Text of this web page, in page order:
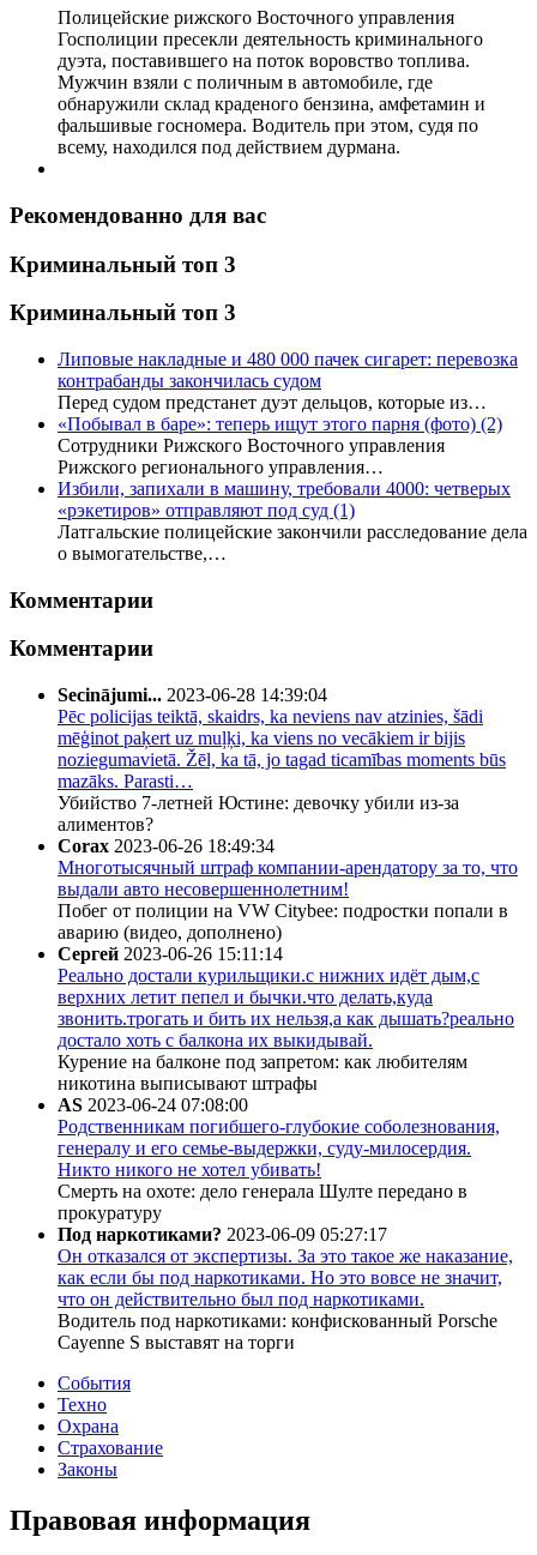
Полицейские рижского Восточного управления
Госполиции пресекли деятельность криминального
дуэта, поставившего на поток воровство топлива.
Мужчин взяли с поличным в автомобиле, где
обнаружили склад краденого бензина, амфетамин и
фальшивые госномера. Водитель при этом, судя по
всему, находился под действием дурмана.
Рекомендованно для вас
Криминальный топ 3
Криминальный топ 3
Липовые накладные и 480 000 пачек сигарет: перевозка
контрабанды закончилась судом
Перед судом предстанет дуэт дельцов, которые из…
«Побывал в баре»: теперь ищут этого парня (фото) (2)
Сотрудники Рижского Восточного управления
Рижского регионального управления…
Избили, запихали в машину, требовали 4000: четверых
«рэкетиров» отправляют под суд (1)
Латгальские полицейские закончили расследование дела
о вымогательстве,…
Комментарии
Комментарии
Secinājumi... 2023-06-28 14:39:04
Pēc policijas teiktā, skaidrs, ka neviens nav atzinies, šādi
mēģinot paķert uz muļķi, ka viens no vecākiem ir bijis
noziegumavietā. Žēl, ka tā, jo tagad ticamības moments būs
mazāks. Parasti…
Убийство 7-летней Юстине: девочку убили из-за
алиментов?
Corax 2023-06-26 18:49:34
Многотысячный штраф компании-арендатору за то, что
выдали авто несовершеннолетним!
Побег от полиции на VW Citybee: подростки попали в
аварию (видео, дополнено)
Сергей 2023-06-26 15:11:14
Реально достали курильщики.с нижних идёт дым,с
верхних летит пепел и бычки.что делать,куда
звонить.трогать и бить их нельзя,а как дышать?реально
достало хоть с балкона их выкидывай.
Курение на балконе под запретом: как любителям
никотина выписывают штрафы
AS 2023-06-24 07:08:00
Родственникам погибшего-глубокие соболезнования,
генералу и его семье-выдержки, суду-милосердия.
Никто никого не хотел убивать!
Смерть на охоте: дело генерала Шулте передано в
прокуратуру
Под наркотиками? 2023-06-09 05:27:17
Он отказался от экспертизы. За это такое же наказание,
как если бы под наркотиками. Но это вовсе не значит,
что он действительно был под наркотиками.
Водитель под наркотиками: конфискованный Porsche
Cayenne S выставят на торги
События
Техно
Охрана
Страхование
Законы
Правовая информация